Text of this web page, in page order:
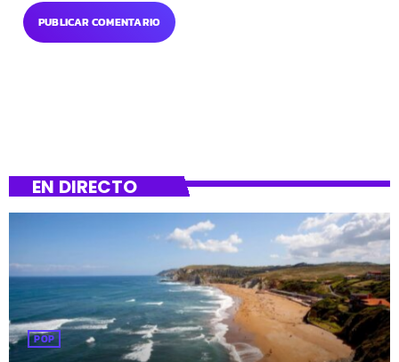
EN DIRECTO
POP